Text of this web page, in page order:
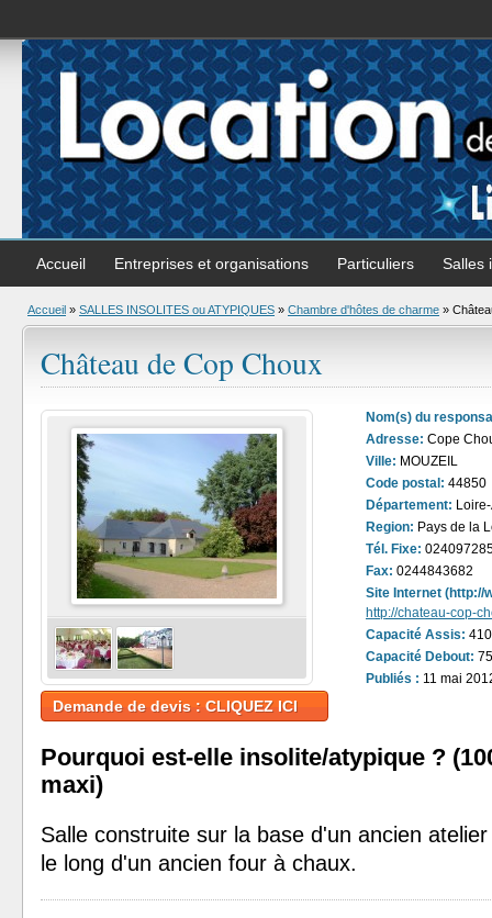
Accueil Entreprises et organisations Particuliers Salles
Accueil » SALLES INSOLITES ou ATYPIQUES » Chambre d'hôtes de charme »
Château de Cop Choux
Nom(s) du
Adresse: Cope
Ville: MOUZEIL
Code postal: 44850
Département:
Region: Pays de la
Tél. Fixe:
Fax: 0244843682
Site Internet (http://
http://chateau-cop-
Capacité Assis: 410
Capacité Debout:
Publiés : 11 mai
Demande de devis : CLIQUEZ ICI
Pourquoi est-elle insolite/atypique ?
maxi)
Salle construite sur la base d'un ancien
le long d'un ancien four à chaux.